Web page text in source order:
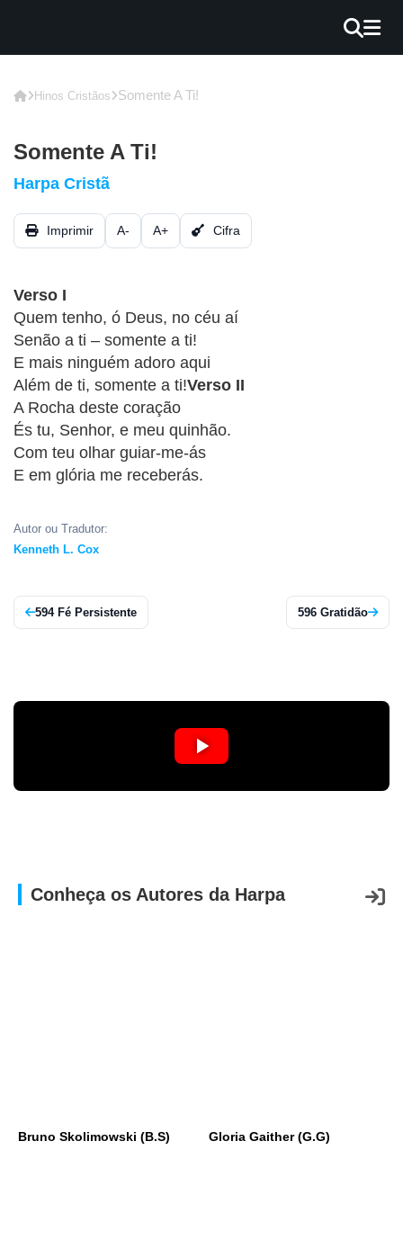
GRÁTIS
GUITAR
CIFRA
VÍDEO
HINOS
CRISTÃOS
TEORIA
MUSICAL
MINI
DOC
DA
Hinos Cristãos Somente A Ti!
Somente A Ti!
Harpa Cristã
Imprimir A- A+ Cifra
Verso I
Quem tenho, ó Deus, no céu aí
Senão a ti – somente a ti!
E mais ninguém adoro aqui
Além de ti, somente a ti!Verso II
A Rocha deste coração
És tu, Senhor, e meu quinhão.
Com teu olhar guiar-me-ás
E em glória me receberás.
Autor ou Tradutor:
Kenneth L. Cox
594 Fé Persistente 596 Gratidão
Conheça os Autores da Harpa
Bruno Skolimowski (B.S) Gloria Gaither (G.G)